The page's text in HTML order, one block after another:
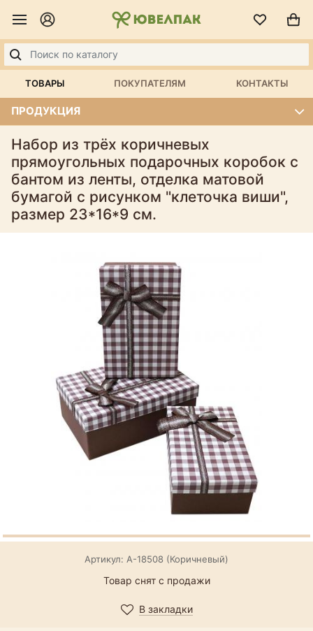
ТОВАРЫ ПОКУПАТЕЛЯМ КОНТАКТЫ
ПРОДУКЦИЯ
Набор из трёх коричневых
прямоугольных подарочных коробок с
бантом из ленты, отделка матовой
бумагой c рисунком "клеточка виши",
размер 23*16*9 см.
Артикул: А-18508 (Коричневый)
Товар снят с продажи
В закладки